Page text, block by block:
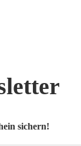
sichern!